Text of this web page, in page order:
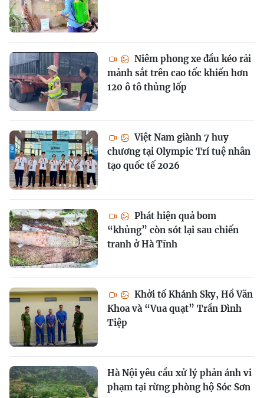
Niêm phong xe đầu kéo rải
mảnh sắt trên cao tốc khiến hơn
120 ô tô thủng lốp
Việt Nam giành 7 huy
chương tại Olympic Trí tuệ nhân
tạo quốc tế 2026
Phát hiện quả bom
“khủng” còn sót lại sau chiến
tranh ở Hà Tĩnh
Khởi tố Khánh Sky, Hồ Văn
Khoa và “Vua quạt” Trần Đình
Tiệp
Hà Nội yêu cầu xử lý phản ánh vi
phạm tại rừng phòng hộ Sóc Sơn